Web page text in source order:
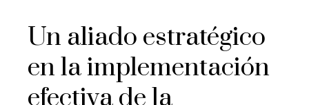
Un aliado estratégico
en la implementación
efectiva de la